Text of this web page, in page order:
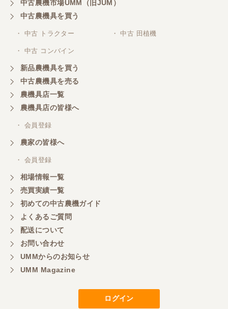
中古農機市場UMM（旧JUM）
中古農機具を買う
・ 中古 トラクター ・ 中古 田植機
・ 中古 コンバイン
新品農機具を買う
中古農機具を売る
農機具店一覧
農機具店の皆様へ
・ 会員登録
農家の皆様へ
・ 会員登録
相場情報一覧
売買実績一覧
初めての中古農機ガイド
よくあるご質問
配送について
お問い合わせ
UMMからのお知らせ
UMM Magazine
ログイン